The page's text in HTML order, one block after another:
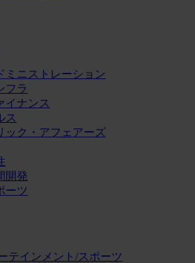
ミニストレーション
フラ
イナンス
ス
ック・アフェアーズ
開発
ーツ
テインメント/スポーツ